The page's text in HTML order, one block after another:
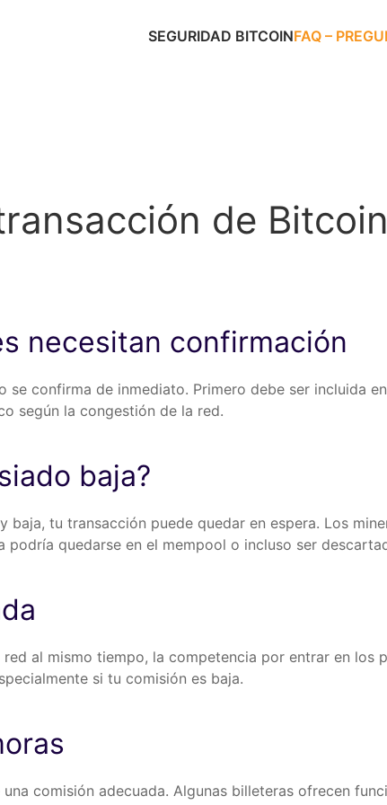
SEGURIDAD BITCOINFAQ –
de
necesitan confirmación
se confirma de inmediato. Primero debe ser incluida
según la congestión de la red.
baja?
baja, tu transacción puede quedar en espera. Los
podría quedarse en el mempool o incluso ser
red al mismo tiempo, la competencia por entrar en los
si tu comisión es baja.
comisión adecuada. Algunas billeteras ofrecen